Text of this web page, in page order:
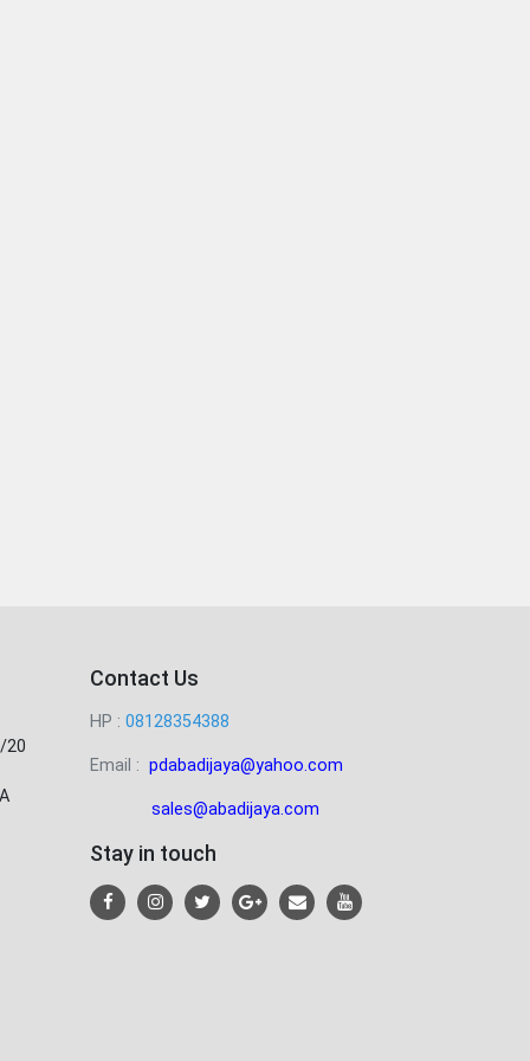
20
Contact Us
HP : 08128354388
Email : pdabadijaya@yahoo.com
sales@abadijaya.com
Stay in touch